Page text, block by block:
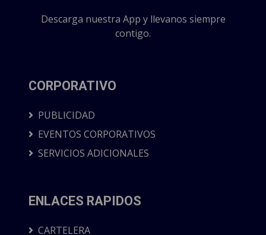
Descarga nuestra App y llevanos siempre
contigo.
CORPORATIVO
PUBLICIDAD
EVENTOS CORPORATIVOS
SERVICIOS ADICIONALES
ENLACES RAPIDOS
CARTELERA